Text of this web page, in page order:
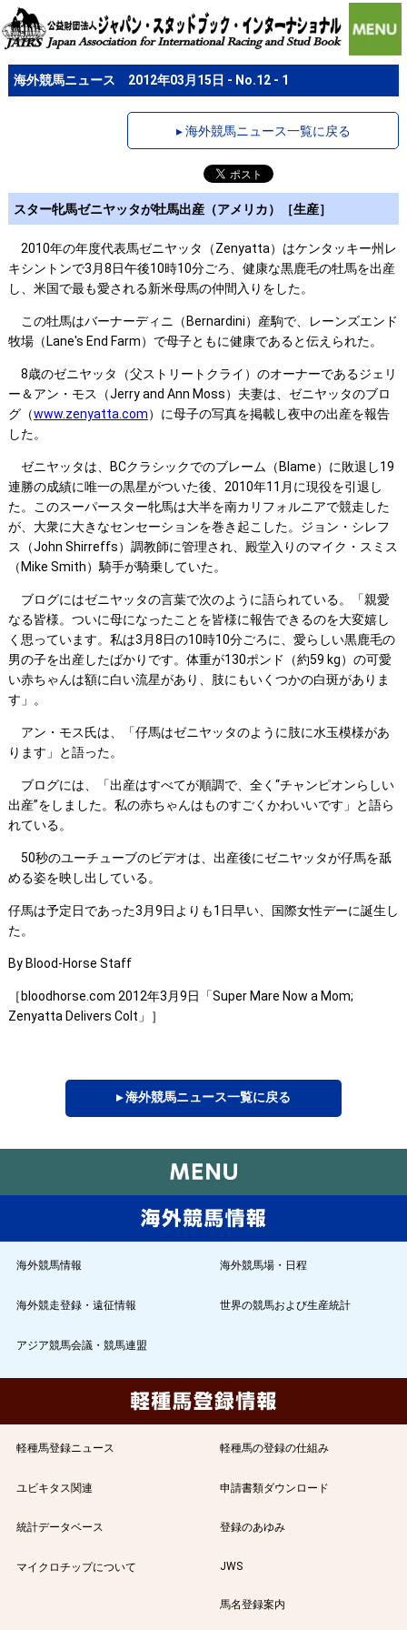
海外競馬ニュース 2012年03月15日 - No.12 - 1
▸ 海外競馬ニュース一覧に戻る
スター牝馬ゼニヤッタが牡馬出産（アメリカ）［生産］
2010年の年度代表馬ゼニヤッタ（Zenyatta）はケンタッキー州レ
キシントンで3月8日午後10時10分ごろ、健康な黒鹿毛の牡馬を出産
し、米国で最も愛される新米母馬の仲間入りをした。
この牡馬はバーナーディニ（Bernardini）産駒で、レーンズエンド
牧場（Lane's End Farm）で母子ともに健康であると伝えられた。
8歳のゼニヤッタ（父ストリートクライ）のオーナーであるジェリ
ー＆アン・モス（Jerry and Ann Moss）夫妻は、ゼニヤッタのブロ
グ（www.zenyatta.com）に母子の写真を掲載し夜中の出産を報告
した。
ゼニヤッタは、BCクラシックでのブレーム（Blame）に敗退し19
連勝の成績に唯一の黒星がついた後、2010年11月に現役を引退し
た。このスーパースター牝馬は大半を南カリフォルニアで競走した
が、大衆に大きなセンセーションを巻き起こした。ジョン・シレフ
ス（John Shirreffs）調教師に管理され、殿堂入りのマイク・スミス
（Mike Smith）騎手が騎乗していた。
ブログにはゼニヤッタの言葉で次のように語られている。「親愛
なる皆様。ついに母になったことを皆様に報告できるのを大変嬉し
く思っています。私は3月8日の10時10分ごろに、愛らしい黒鹿毛の
男の子を出産したばかりです。体重が130ポンド（約59 kg）の可愛
い赤ちゃんは額に白い流星があり、肢にもいくつかの白斑がありま
す」。
アン・モス氏は、「仔馬はゼニヤッタのように肢に水玉模様があ
ります」と語った。
ブログには、「出産はすべてが順調で、全く“チャンピオンらしい
出産”をしました。私の赤ちゃんはものすごくかわいいです」と語ら
れている。
50秒のユーチューブのビデオは、出産後にゼニヤッタが仔馬を舐
める姿を映し出している。
仔馬は予定日であった3月9日よりも1日早い、国際女性デーに誕生し
た。
By Blood-Horse Staff
［bloodhorse.com 2012年3月9日「Super Mare Now a Mom;
Zenyatta Delivers Colt」］
▸ 海外競馬ニュース一覧に戻る
海外競馬情報 海外競馬場・日程
海外競走登録・遠征情報 世界の競馬および生産統計
アジア競馬会議・競馬連盟
軽種馬登録ニュース 軽種馬の登録の仕組み
ユビキタス関連 申請書類ダウンロード
統計データベース 登録のあゆみ
マイクロチップについて JWS
馬名登録案内